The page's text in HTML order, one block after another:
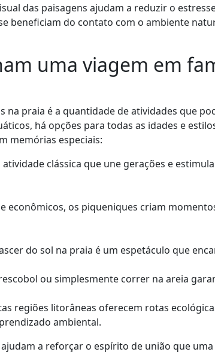
das paisagens ajudam a reduzir o
beneficiam do contato com o ambiente
uma viagem em
na praia é a quantidade de atividades que
há opções para todas as idades e
memórias especiais:
atividade clássica que une gerações e
econômicos, os piqueniques criam
do sol na praia é um espetáculo que
ou simplesmente correr na areia
regiões litorâneas oferecem rotas
ambiental.
ajudam a reforçar o espírito de união que